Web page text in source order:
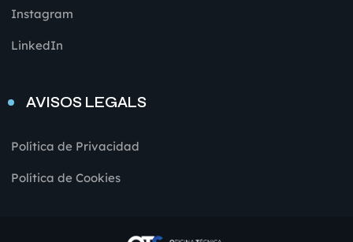
Instagram
LinkedIn
AVISOS LEGALS
Política de Privacidad
Política de Cookies